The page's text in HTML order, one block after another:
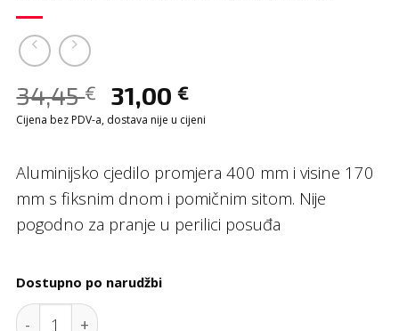
34,45€ 31,00 €
Cijena bez PDV-a, dostava nije u cijeni
Aluminijsko cjedilo promjera 400 mm i visine 170
mm s fiksnim dnom i pomičnim sitom. Nije
pogodno za pranje u perilici posuđa
Dostupno po narudžbi
Aluminijsko cjedilo za chips, Hendi quantity